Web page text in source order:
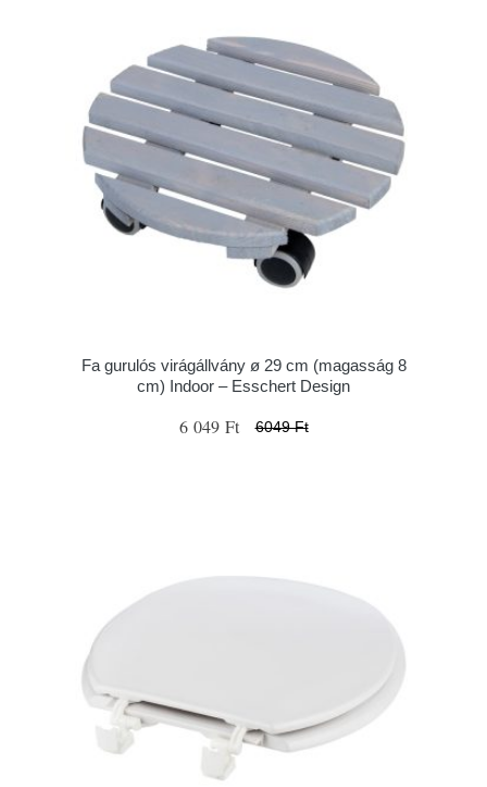
Fa gurulós virágállvány ø 29 cm (magasság 8
cm) Indoor – Esschert Design
6 049 Ft 6049 Ft